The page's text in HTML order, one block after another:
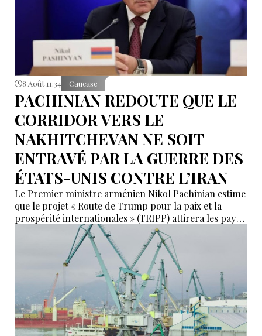
8 Août 11:34 Caucase
PACHINIAN REDOUTE QUE LE
CORRIDOR VERS LE
NAKHITCHEVAN NE SOIT
ENTRAVÉ PAR LA GUERRE DES
ÉTATS-UNIS CONTRE L’IRAN
Le Premier ministre arménien Nikol Pachinian estime
que le projet « Route de Trump pour la paix et la
prospérité internationales » (TRIPP) attirera les pays
de la région, mais il a également déclaré que
l’instabilité régionale pourrait entraver sa mise en